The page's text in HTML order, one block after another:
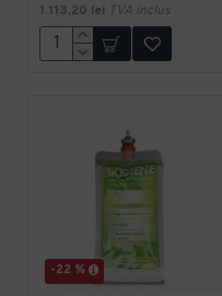
1.113,20 lei TVA inclus
-22 %